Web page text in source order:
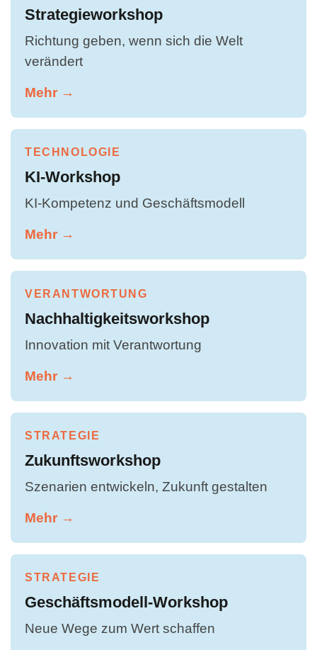
Strategieworkshop
Richtung geben, wenn sich die Welt
verändert
Mehr →
TECHNOLOGIE
KI-Workshop
KI-Kompetenz und Geschäftsmodell
Mehr →
VERANTWORTUNG
Nachhaltigkeitsworkshop
Innovation mit Verantwortung
Mehr →
STRATEGIE
Zukunftsworkshop
Szenarien entwickeln, Zukunft gestalten
Mehr →
STRATEGIE
Geschäftsmodell-Workshop
Neue Wege zum Wert schaffen